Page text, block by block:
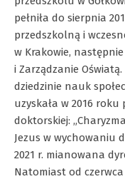
pełniła do sierpnia
przedszkolną i
w Krakowie,
i Zarządzanie
dziedzinie nauk
uzyskała w 2016
doktorskiej:
Jezus w wychowaniu
2021 r. mianowana
Natomiast od czerwca